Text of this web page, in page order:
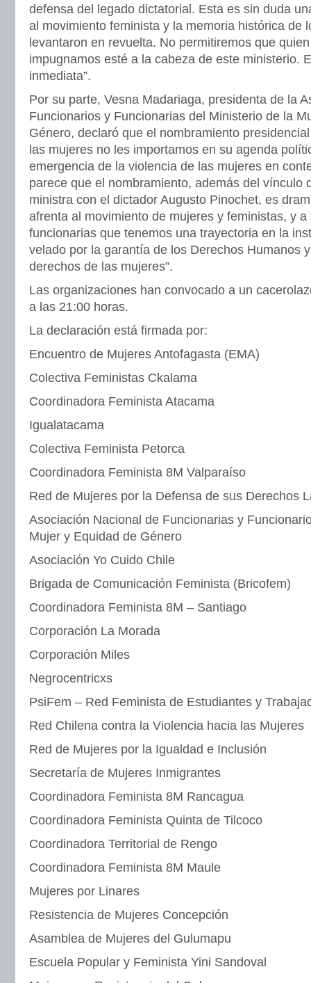
defensa del legado dictatorial. Esta es sin duda
al movimiento feminista y la memoria histórica de
levantaron en revuelta. No permitiremos que
impugnamos esté a la cabeza de este ministerio.
inmediata”.
Por su parte, Vesna Madariaga, presidenta de la
Funcionarios y Funcionarias del Ministerio de la
Género, declaró que el nombramiento
las mujeres no les importamos en su agenda
emergencia de la violencia de las mujeres en
parece que el nombramiento, además del vínculo
ministra con el dictador Augusto Pinochet, es
afrenta al movimiento de mujeres y feministas, y
funcionarias que tenemos una trayectoria en la
velado por la garantía de los Derechos Humanos
derechos de las mujeres”.
Las organizaciones han convocado a un
a las 21:00 horas.
La declaración está firmada por:
Encuentro de Mujeres Antofagasta (EMA)
Colectiva Feministas Ckalama
Coordinadora Feminista Atacama
Igualatacama
Colectiva Feminista Petorca
Coordinadora Feminista 8M Valparaíso
Red de Mujeres por la Defensa de sus Derechos
Asociación Nacional de Funcionarias y
Mujer y Equidad de Género
Asociación Yo Cuido Chile
Brigada de Comunicación Feminista (Bricofem)
Coordinadora Feminista 8M – Santiago
Corporación La Morada
Corporación Miles
Negrocentricxs
PsiFem – Red Feminista de Estudiantes y
Red Chilena contra la Violencia hacia las Mujeres
Red de Mujeres por la Igualdad e Inclusión
Secretaría de Mujeres Inmigrantes
Coordinadora Feminista 8M Rancagua
Coordinadora Feminista Quinta de Tilcoco
Coordinadora Territorial de Rengo
Coordinadora Feminista 8M Maule
Mujeres por Linares
Resistencia de Mujeres Concepción
Asamblea de Mujeres del Gulumapu
Escuela Popular y Feminista Yini Sandoval